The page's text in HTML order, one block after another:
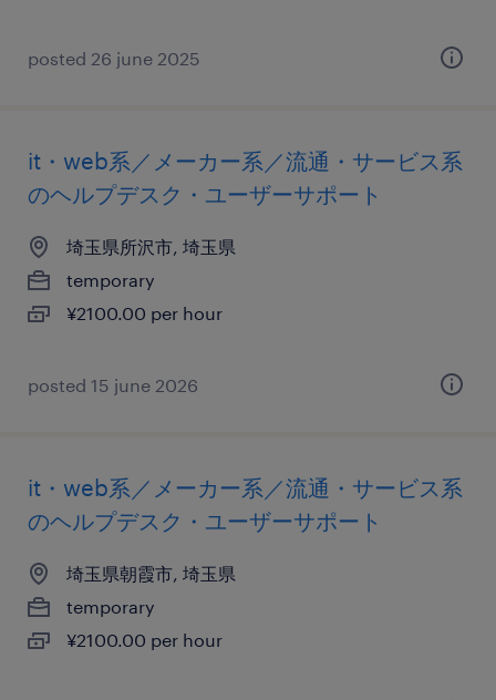
posted 26 june 2025
it・web系／メーカー系／流通・サービス系
のヘルプデスク・ユーザーサポート
埼玉県所沢市, 埼玉県
temporary
¥2100.00 per hour
posted 15 june 2026
it・web系／メーカー系／流通・サービス系
のヘルプデスク・ユーザーサポート
埼玉県朝霞市, 埼玉県
temporary
¥2100.00 per hour